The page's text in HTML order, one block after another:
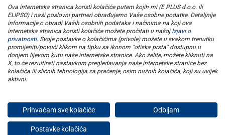
kategorije
elipso
informacije
pratite nas
E plus d.o.o. © Copyright 2026
Ova internetska stranica koristi kolačiće putem kojih mi (E PLUS d.o.o. ili
ELIPSO) i naši poslovni partneri obrađujemo Vaše osobne podatke. Detaljnije
informacije o obradi Vaših osobnih podataka i načinima na koji ova
internetska stranica koristi kolačiće možete pročitati u našoj Izjavi o
privatnosti. Svoje postavke o kolačićima (privole) možete u svakom trenutku
promijeniti/povući klikom na tipku sa ikonom "otiska prsta" dostupnu u
donjem lijevom kutu naše internetske stranice. Ako želite, možete kliknuti na
X, to će rezultirati nastavkom pregledavanja naše internetske stranice bez
kolačića ili sličnih tehnologija za praćenje, osim nužnih kolačića, koji su uvijek
aktivni.
Prihvaćam sve kolačiće Odbijam
Postavke kolačića